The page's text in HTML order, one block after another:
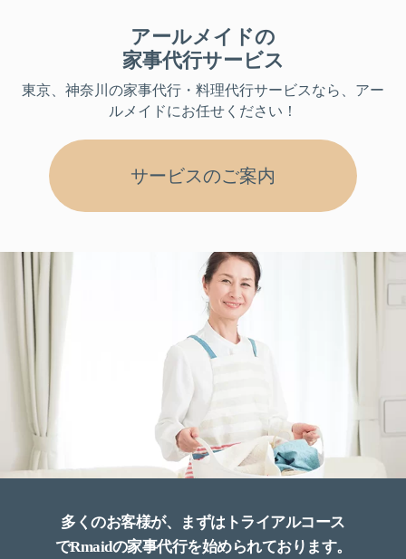
アールメイドの
家事代行サービス
東京、神奈川 の家事代行・料理代行サービスなら、アー
ルメイドにお任せください！
サービスのご案内
多くのお客様が、まずはトライアルコース
でRmaidの家事代行を始められております。